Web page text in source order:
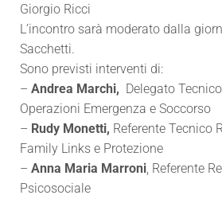
Giorgio Ricci
L’incontro sarà moderato dalla
Sacchetti.
Sono previsti interventi di:
– Andrea Marchi, Delegato
Operazioni Emergenza e Soccorso
– Rudy Monetti, Referente Tecnico
Family Links e Protezione
– Anna Maria Marroni, Referente
Psicosociale